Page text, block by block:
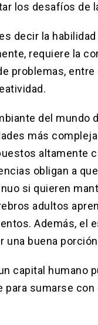
los desafíos de
decir la
requiere la
problemas,
del mundo
más
altamente
obligan a
si quieren
adultos
Además, el
una buena
capital humano
para sumarse